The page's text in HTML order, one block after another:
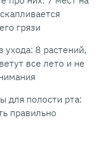
грязи
ухода: 8 растений,
все лето и не
для полости рта:
правильно